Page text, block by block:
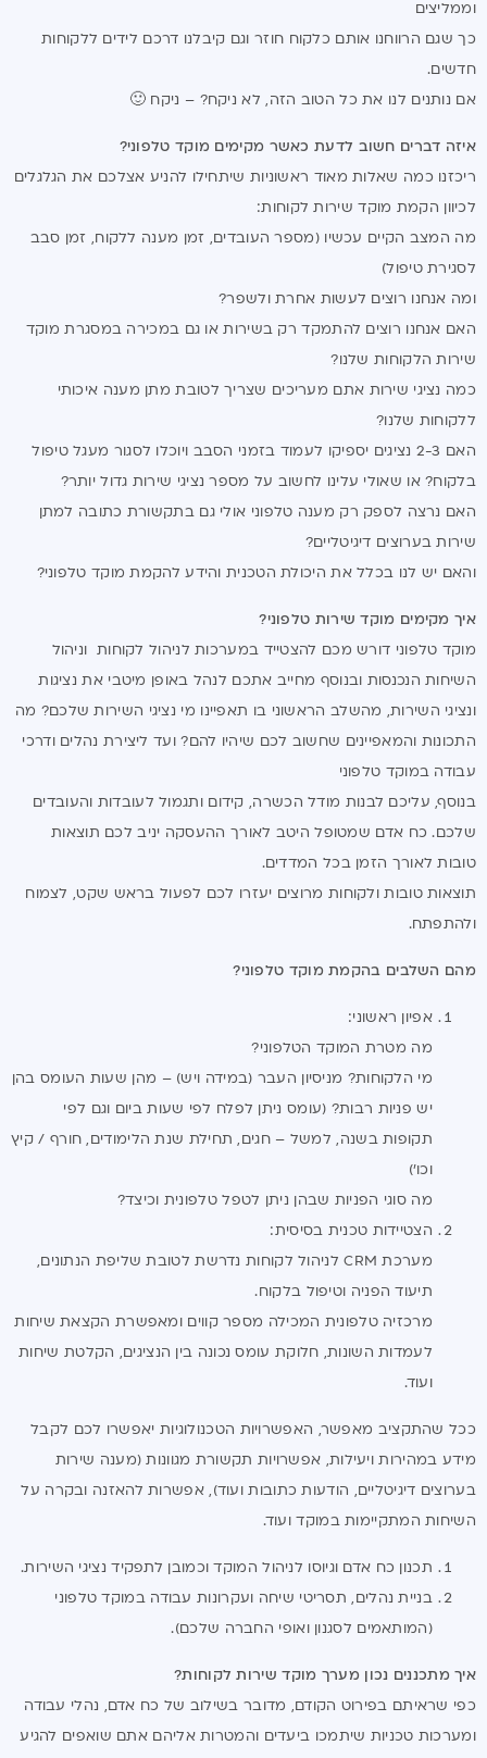
וממליצים
כך שגם הרווחנו אותם כלקוח חוזר וגם קיבלנו דרכם לידים ללקוחות
חדשים.
אם נותנים לנו את כל הטוב הזה, לא ניקח? – ניקח 🙂
איזה דברים חשוב לדעת כאשר מקימים מוקד טלפוני?
ריכזנו כמה שאלות מאוד ראשוניות שיתחילו להניע אצלכם את הגלגלים
לכיוון הקמת מוקד שירות לקוחות:
מה המצב הקיים עכשיו (מספר העובדים, זמן מענה ללקוח, זמן סבב
לסגירת טיפול)
ומה אנחנו רוצים לעשות אחרת ולשפר?
האם אנחנו רוצים להתמקד רק בשירות או גם במכירה במסגרת מוקד
שירות הלקוחות שלנו?
כמה נציגי שירות אתם מעריכים שצריך לטובת מתן מענה איכותי
ללקוחות שלנו?
האם 2-3 נציגים יספיקו לעמוד בזמני הסבב ויוכלו לסגור מעגל טיפול
בלקוח? או שאולי עלינו לחשוב על מספר נציגי שירות גדול יותר?
האם נרצה לספק רק מענה טלפוני אולי גם בתקשורת כתובה למתן
שירות בערוצים דיגיטליים?
והאם יש לנו בכלל את היכולת הטכנית והידע להקמת מוקד טלפוני?
איך מקימים מוקד שירות טלפוני?
מוקד טלפוני דורש מכם להצטייד במערכות לניהול לקוחות וניהול
השיחות הנכנסות ובנוסף מחייב אתכם לנהל באופן מיטבי את נציגות
ונציגי השירות, מהשלב הראשוני בו תאפיינו מי נציגי השירות שלכם? מה
התכונות והמאפיינים שחשוב לכם שיהיו להם? ועד ליצירת נהלים ודרכי
עבודה במוקד טלפוני
בנוסף, עליכם לבנות מודל הכשרה, קידום ותגמול לעובדות והעובדים
שלכם. כח אדם שמטופל היטב לאורך ההעסקה יניב לכם תוצאות
טובות לאורך הזמן בכל המדדים.
תוצאות טובות ולקוחות מרוצים יעזרו לכם לפעול בראש שקט, לצמוח
ולהתפתח.
מהם השלבים בהקמת מוקד טלפוני?
אפיון ראשוני:
מה מטרת המוקד הטלפוני?
מי הלקוחות? מניסיון העבר (במידה ויש) – מהן שעות העומס בהן
יש פניות רבות? (עומס ניתן לפלח לפי שעות ביום וגם לפי
תקופות בשנה, למשל – חגים, תחילת שנת הלימודים, חורף / קיץ
וכו')
מה סוגי הפניות שבהן ניתן לטפל טלפונית וכיצד?
הצטיידות טכנית בסיסית:
מערכת CRM לניהול לקוחות נדרשת לטובת שליפת הנתונים,
תיעוד הפניה וטיפול בלקוח.
מרכזיה טלפונית המכילה מספר קווים ומאפשרת הקצאת שיחות
לעמדות השונות, חלוקת עומס נכונה בין הנציגים, הקלטת שיחות
ועוד.
ככל שהתקציב מאפשר, האפשרויות הטכנולוגיות יאפשרו לכם לקבל
מידע במהירות ויעילות, אפשרויות תקשורת מגוונות (מענה שירות
בערוצים דיגיטליים, הודעות כתובות ועוד), אפשרות להאזנה ובקרה על
השיחות המתקיימות במוקד ועוד.
תכנון כח אדם וגיוסו לניהול המוקד וכמובן לתפקיד נציגי השירות.
בניית נהלים, תסריטי שיחה ועקרונות עבודה במוקד טלפוני
(המותאמים לסגנון ואופי החברה שלכם).
איך מתכננים נכון מערך מוקד שירות לקוחות?
כפי שראיתם בפירוט הקודם, מדובר בשילוב של כח אדם, נהלי עבודה
ומערכות טכניות שיתמכו ביעדים והמטרות אליהם אתם שואפים להגיע